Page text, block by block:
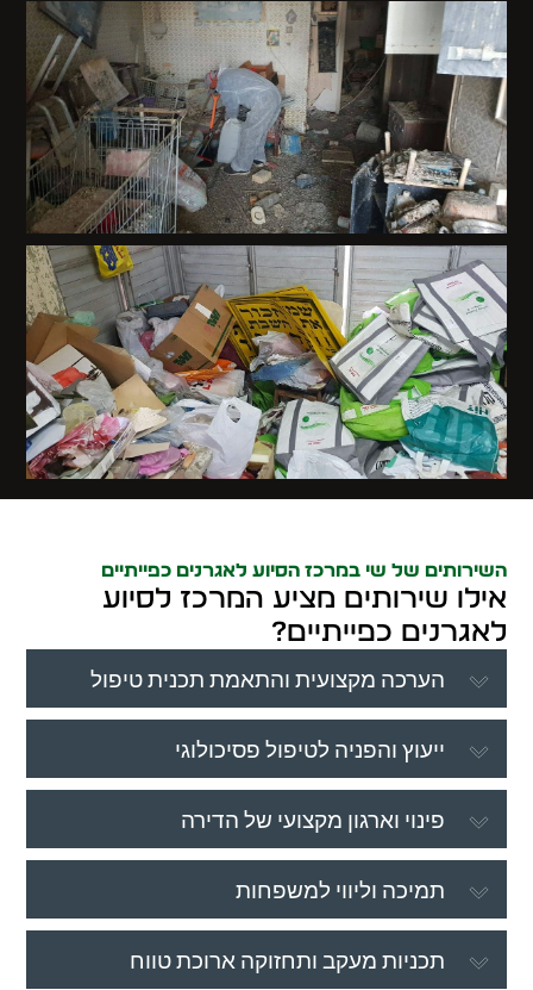
השירותים של שי במרכז הסיוע לאגרנים כפייתיים
אילו שירותים מציע המרכז לסיוע
לאגרנים כפייתיים?
הערכה מקצועית והתאמת תכנית טיפול
ייעוץ והפניה לטיפול פסיכולוגי
פינוי וארגון מקצועי של הדירה
תמיכה וליווי למשפחות
תכניות מעקב ותחזוקה ארוכת טווח